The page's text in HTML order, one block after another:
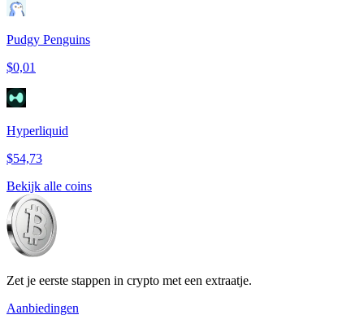
Pudgy Penguins
$0,01
Hyperliquid
$54,73
Bekijk alle coins
Zet je eerste stappen in crypto met een extraatje.
Aanbiedingen